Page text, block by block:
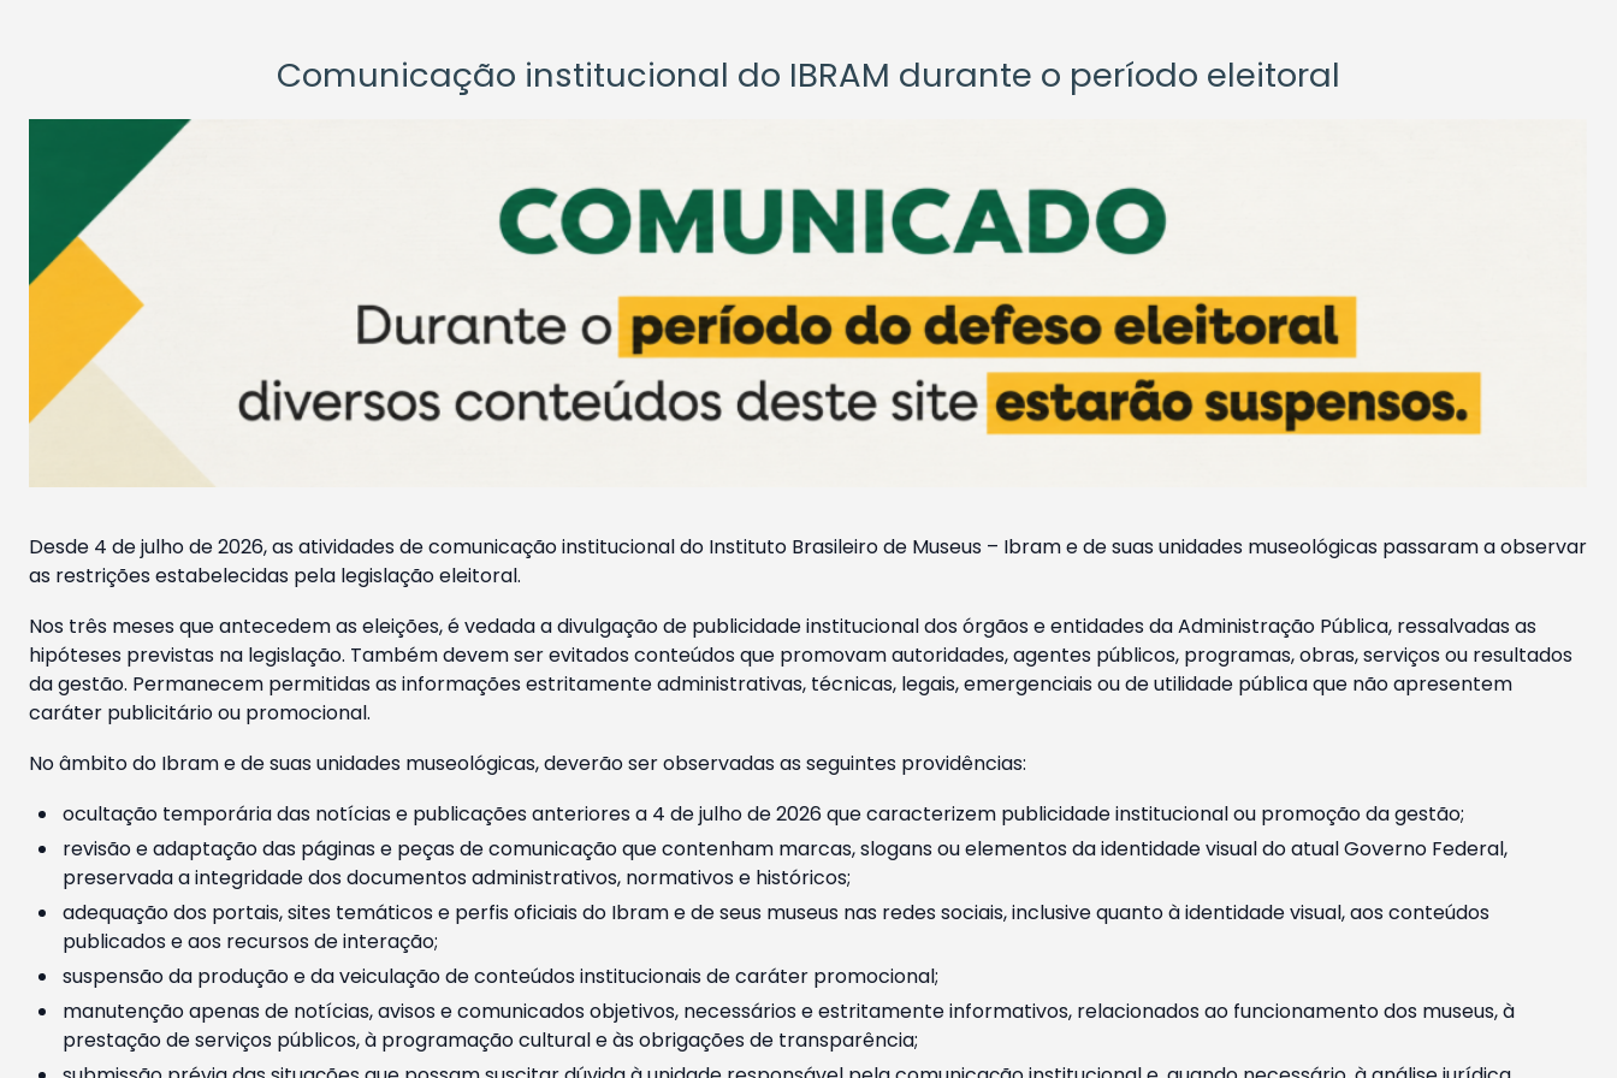
Comunicação institucional do IBRAM durante o período eleitoral
Desde 4 de julho de 2026, as atividades de comunicação institucional do Instituto Brasileiro de Museus – Ibram e de suas unidades museológicas passaram a observar
as restrições estabelecidas pela legislação eleitoral.
Nos três meses que antecedem as eleições, é vedada a divulgação de publicidade institucional dos órgãos e entidades da Administração Pública, ressalvadas as
hipóteses previstas na legislação. Também devem ser evitados conteúdos que promovam autoridades, agentes públicos, programas, obras, serviços ou resultados
da gestão. Permanecem permitidas as informações estritamente administrativas, técnicas, legais, emergenciais ou de utilidade pública que não apresentem
caráter publicitário ou promocional.
No âmbito do Ibram e de suas unidades museológicas, deverão ser observadas as seguintes providências:
ocultação temporária das notícias e publicações anteriores a 4 de julho de 2026 que caracterizem publicidade institucional ou promoção da gestão;
revisão e adaptação das páginas e peças de comunicação que contenham marcas, slogans ou elementos da identidade visual do atual Governo Federal,
preservada a integridade dos documentos administrativos, normativos e históricos;
adequação dos portais, sites temáticos e perfis oficiais do Ibram e de seus museus nas redes sociais, inclusive quanto à identidade visual, aos conteúdos
publicados e aos recursos de interação;
suspensão da produção e da veiculação de conteúdos institucionais de caráter promocional;
manutenção apenas de notícias, avisos e comunicados objetivos, necessários e estritamente informativos, relacionados ao funcionamento dos museus, à
prestação de serviços públicos, à programação cultural e às obrigações de transparência;